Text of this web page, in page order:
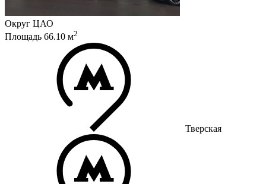
Округ ЦАО
Площадь 66.10 м2
Тверская